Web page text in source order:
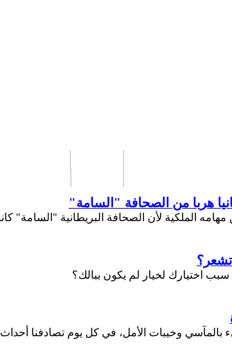
هربا من الصحافة "السامة"
مهامه الملكية لأن الصحافة البريطانية
اختيارك لخيار لم يكون ببالك؟
وخيبات الأمل، في كل يوم تصادفنا أحداث